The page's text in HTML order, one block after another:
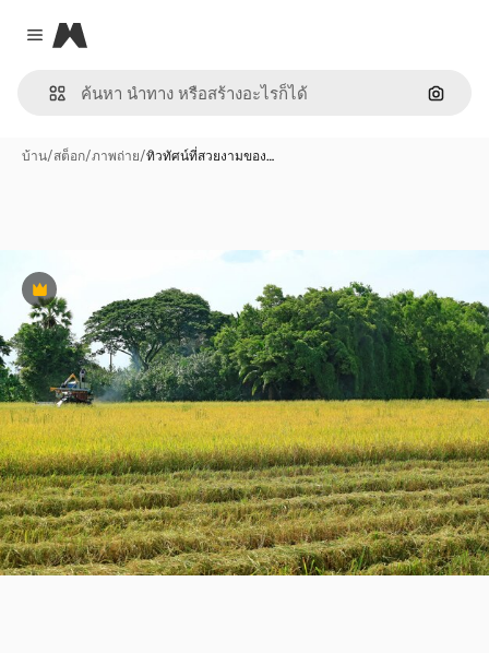
Close menu
Magnific
ค้นหา
บ้าน/สต็อก/ภาพถ่าย/ทิวทัศน์ที่สวยงามของ…
พรีเมี่ยม